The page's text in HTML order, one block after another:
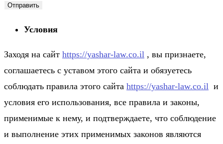
Отправить
Условия
Заходя на сайт https://yashar-law.co.il , вы признаете,
соглашаетесь c уставом этого сайта и обязуетесь
соблюдать правила этого сайта https://yashar-law.co.il и
условия его использования, все правила и законы,
применимые к нему, и подтверждаете, что соблюдение
и выполнение этих применимых законов являются